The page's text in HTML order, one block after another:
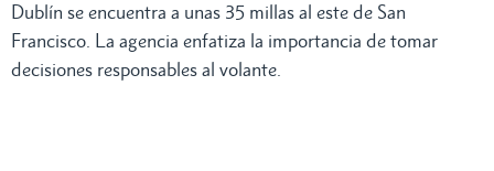
Dublín se encuentra a unas 35 millas al este de San
Francisco. La agencia enfatiza la importancia de tomar
decisiones responsables al volante.